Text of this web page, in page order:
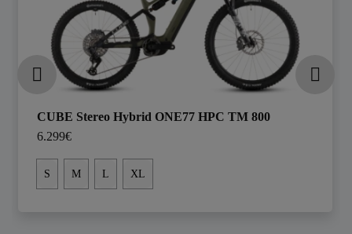
CUBE Stereo Hybrid ONE77 HPC TM 800
6.299€
S M L XL